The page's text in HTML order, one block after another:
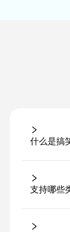
什么是搞
支持哪些